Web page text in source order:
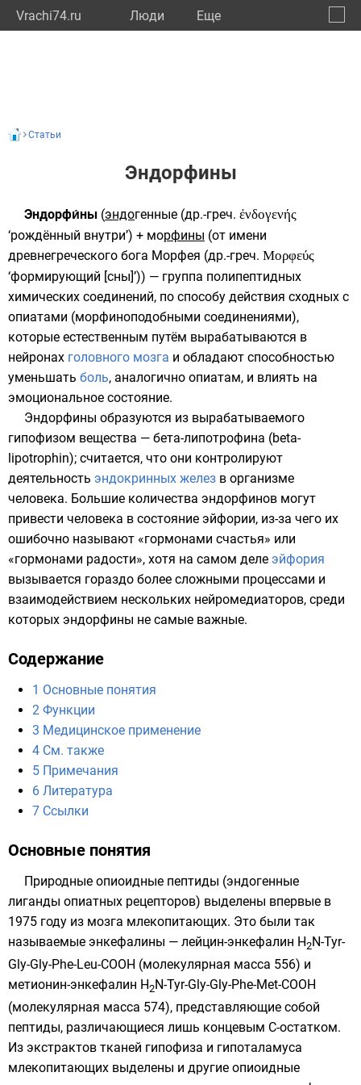
Vrachi74.ru Люди Eще
Статьи
Эндорфины
Эндорфи́ны (эндогенные (др.-греч. ἐνδογενής
‘рождённый внутри’) + морфины (от имени
древнегреческого бога Морфея (др.-греч. Μορφεύς
‘формирующий [сны]’)) — группа полипептидных
химических соединений, по способу действия сходных с
опиатами (морфиноподобными соединениями),
которые естественным путём вырабатываются в
нейронах головного мозга и обладают способностью
уменьшать боль, аналогично опиатам, и влиять на
эмоциональное состояние.
Эндорфины образуются из вырабатываемого
гипофизом вещества — бета-липотрофина (beta-
lipotrophin); считается, что они контролируют
деятельность эндокринных желез в организме
человека. Большие количества эндорфинов могут
привести человека в состояние эйфории, из-за чего их
ошибочно называют «гормонами счастья» или
«гормонами радости», хотя на самом деле эйфория
вызывается гораздо более сложными процессами и
взаимодействием нескольких нейромедиаторов, среди
которых эндорфины не самые важные.
Содержание
1 Основные понятия
2 Функции
3 Медицинское применение
4 См. также
5 Примечания
6 Литература
7 Ссылки
Основные понятия
Природные опиоидные пептиды (эндогенные
лиганды опиатных рецепторов) выделены впервые в
1975 году из мозга млекопитающих. Это были так
называемые энкефалины — лейцин-энкефалин H2N-Tyr-
Gly-Gly-Phe-Leu-COOH (молекулярная масса 556) и
метионин-энкефалин H2N-Tyr-Gly-Gly-Phe-Met-COOH
(молекулярная масса 574), представляющие собой
пептиды, различающиеся лишь концевым С-остатком.
Из экстрактов тканей гипофиза и гипоталамуса
млекопитающих выделены и другие опиоидные